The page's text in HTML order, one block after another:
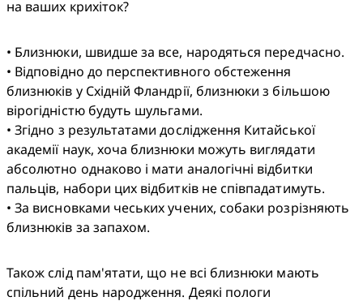
на ваших крихіток?
• Близнюки, швидше за все, народяться передчасно.
• Відповідно до перспективного обстеження
близнюків у Східній Фландрії, близнюки з більшою
вірогідністю будуть шульгами.
• Згідно з результатами дослідження Китайської
академії наук, хоча близнюки можуть виглядати
абсолютно однаково і мати аналогічні відбитки
пальців, набори цих відбитків не співпадатимуть.
• За висновками чеських учених, собаки розрізняють
близнюків за запахом.
Також слід пам'ятати, що не всі близнюки мають
спільний день народження. Деякі пологи